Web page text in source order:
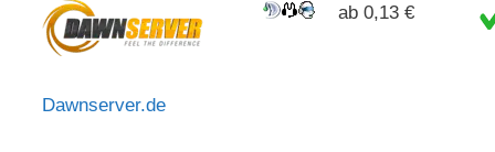
Dawnserver.de
ab 0,13 €